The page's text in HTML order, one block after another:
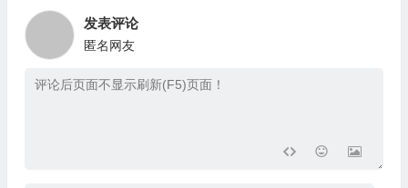
发表评论
匿名网友